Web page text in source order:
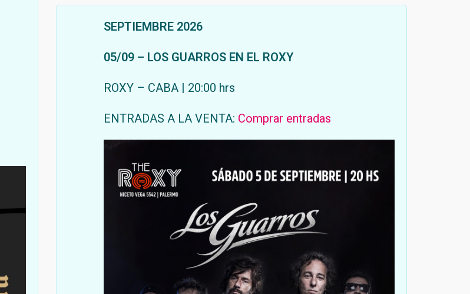
SEPTIEMBRE 2026
05/09 – LOS GUARROS EN EL ROXY
ROXY – CABA | 20:00 hrs
ENTRADAS A LA VENTA: Comprar entradas